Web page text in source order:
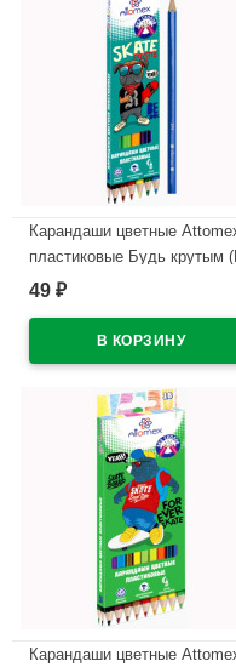
Карандаши цветные
пластиковые Будь крутым
cool)6 цветов М 2,65мм
49 ₽
Карандаши цветные